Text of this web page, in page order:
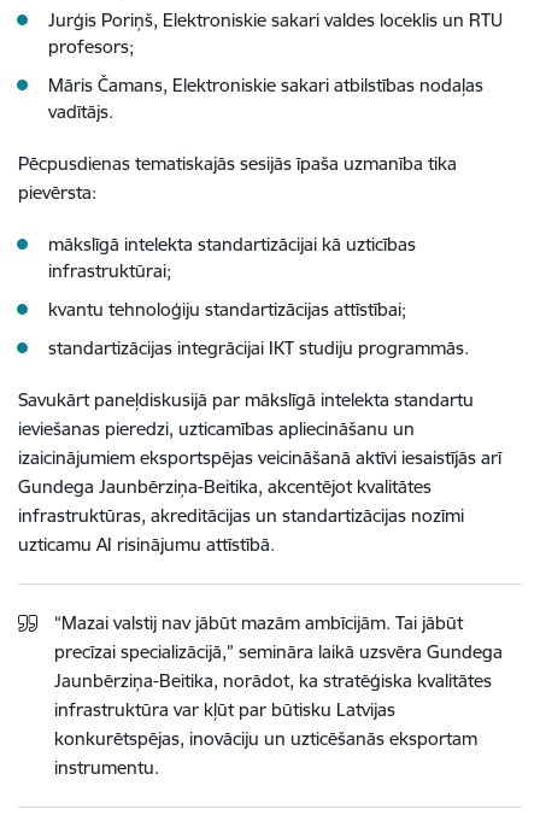
Jurģis Poriņš, Elektroniskie sakari valdes loceklis un RTU
profesors;
Māris Čamans, Elektroniskie sakari atbilstības nodaļas
vadītājs.
Pēcpusdienas tematiskajās sesijās īpaša uzmanība tika
pievērsta:
mākslīgā intelekta standartizācijai kā uzticības
infrastruktūrai;
kvantu tehnoloģiju standartizācijas attīstībai;
standartizācijas integrācijai IKT studiju programmās.
Savukārt paneļdiskusijā par mākslīgā intelekta standartu
ieviešanas pieredzi, uzticamības apliecināšanu un
izaicinājumiem eksportspējas veicināšanā aktīvi iesaistījās arī
Gundega Jaunbērziņa-Beitika, akcentējot kvalitātes
infrastruktūras, akreditācijas un standartizācijas nozīmi
uzticamu AI risinājumu attīstībā.
“Mazai valstij nav jābūt mazām ambīcijām. Tai jābūt
precīzai specializācijā,” semināra laikā uzsvēra Gundega
Jaunbērziņa-Beitika, norādot, ka stratēģiska kvalitātes
infrastruktūra var kļūt par būtisku Latvijas
konkurētspējas, inovāciju un uzticēšanās eksportam
instrumentu.